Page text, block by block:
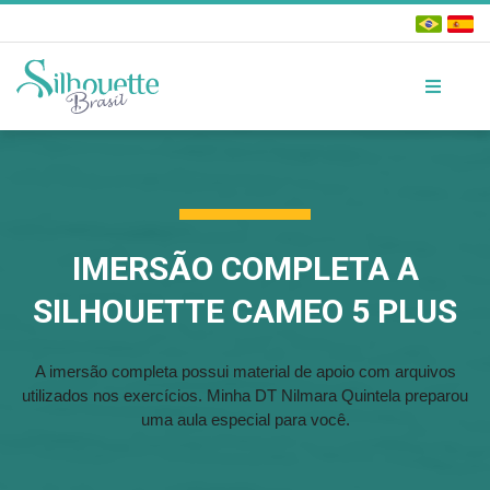
IMERSÃO COMPLETA A
SILHOUETTE CAMEO 5 PLUS
A imersão completa possui material de apoio com arquivos
utilizados nos exercícios. Minha DT Nilmara Quintela preparou
uma aula especial para você.